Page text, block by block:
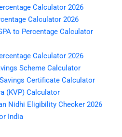
Calculator 2026
Calculator 2026
to Percentage Calculator
Calculator 2026
Scheme Calculator
Certificate Calculator
(KVP) Calculator
Nidhi Eligibility Checker 2026
India